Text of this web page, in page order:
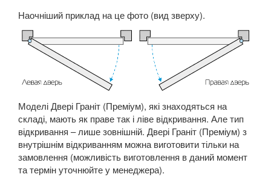
Наочніший приклад на це фото (вид зверху).
Моделі Двері Граніт (Преміум), які знаходяться на
складі, мають як праве так і ліве відкривання. Але тип
відкривання – лише зовнішній. Двері Граніт (Преміум) з
внутрішнім відкриванням можна виготовити тільки на
замовлення (можливість виготовлення в даний момент
та термін уточнюйте у менеджера).